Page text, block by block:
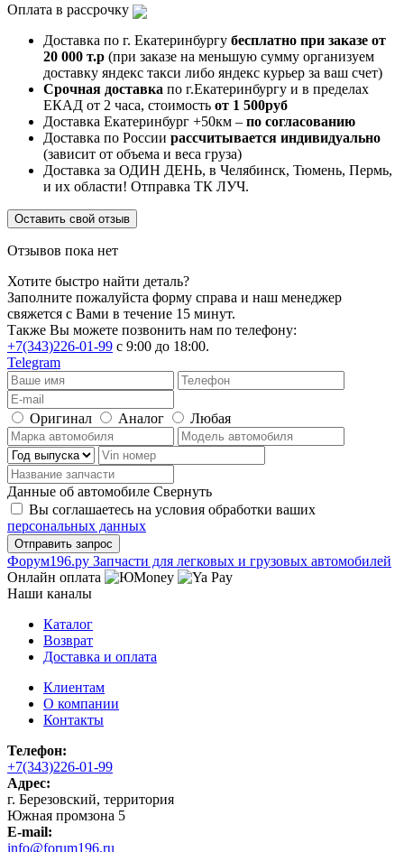
Оплата в рассрочку
Доставка по г. Екатеринбургу бесплатно при заказе от
20 000 т.р (при заказе на меньшую сумму организуем
доставку яндекс такси либо яндекс курьер за ваш счет)
Срочная доставка по г.Екатеринбургу и в пределах
ЕКАД от 2 часа, стоимость от 1 500руб
Доставка Екатеринбург +50км – по согласованию
Доставка по России рассчитывается индивидуально
(зависит от объема и веса груза)
Доставка за ОДИН ДЕНЬ, в Челябинск, Тюмень, Пермь,
и их области! Отправка ТК ЛУЧ.
Оставить свой отзыв
Отзывов пока нет
Хотите быстро найти деталь?
Заполните пожалуйста форму справа и наш менеджер
свяжется с Вами в течение 15 минут.
Также Вы можете позвонить нам по телефону:
+7(343)226-01-99 с 9:00 до 18:00.
Telegram
Оригинал Аналог Любая
Данные об автомобиле Свернуть
Вы соглашаетесь на условия обработки ваших
персональных данных
Фoрум196.ру Запчасти для легковых и грузовых автомобилей
Онлайн оплата
Наши каналы
Каталог
Возврат
Доставка и оплата
Клиентам
О компании
Контакты
Телефон:
+7(343)226-01-99
Адрес:
г. Березовский, территория
Южная промзона 5
E-mail:
info@forum196.ru